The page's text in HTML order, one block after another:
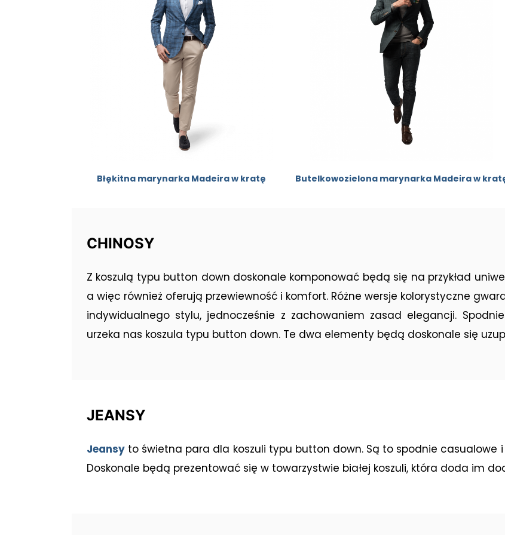
Błękitna marynarka Madeira w kratę Butelkowozielona marynarka Madeira w
CHINOSY
Z koszulą typu button down doskonale komponować będą się na przykład
a więc również oferują przewiewność i komfort. Różne wersje kolorystyczne
indywidualnego stylu, jednocześnie z zachowaniem zasad elegancji.
urzeka nas koszula typu button down. Te dwa elementy będą doskonale się
JEANSY
Jeansy to świetna para dla koszuli typu button down. Są to spodnie casualowe
Doskonale będą prezentować się w towarzystwie białej koszuli, która doda im